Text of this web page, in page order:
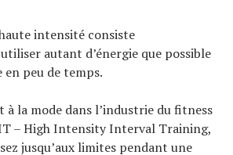
intensité consiste
autant d’énergie que possible
en peu de temps.
à la mode dans l’industrie du fitness
– High Intensity Interval Training,
jusqu’aux limites pendant une